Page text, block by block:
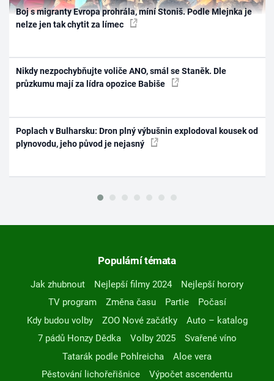
Boj s migranty Evropa prohrála, míní Stoniš. Podle Mlejnka je
nelze jen tak chytit za límec
Nikdy nezpochybňujte voliče ANO, smál se Staněk. Dle
průzkumu mají za lídra opozice Babiše
Poplach v Bulharsku: Dron plný výbušnin explodoval kousek od
plynovodu, jeho původ je nejasný
Populární témata
Jak zhubnout Nejlepší filmy 2024
Nejlepší horory
TV program
Změna času Partie
Počasí
Kdy budou volby
ZOO Nové začátky
Auto – katalog
7 pádů Honzy Dědka
Volby 2025
Svařené víno
Tatarák podle Pohlreicha
Aloe vera
Pěstování lichořeřišnice
Výpočet ascendentu